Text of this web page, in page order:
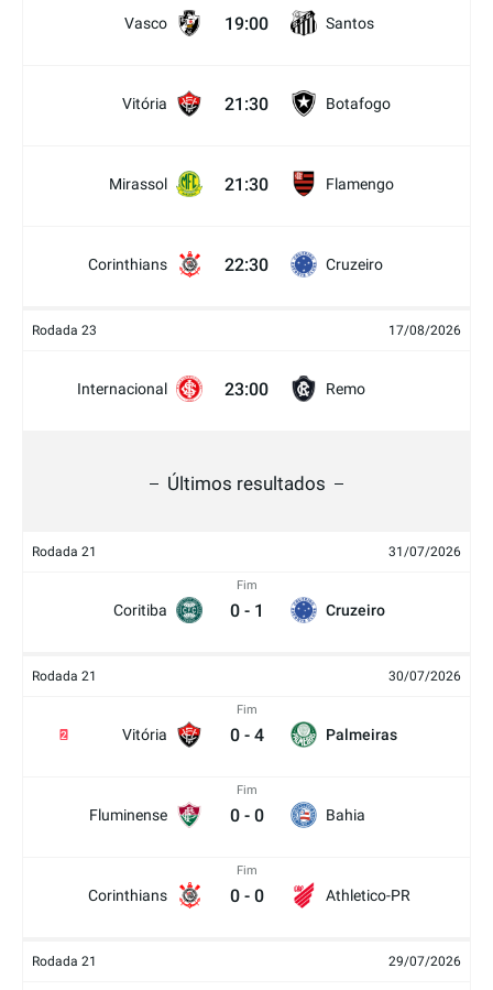
Vasco 19:00 Santos
Vitória 21:30 Botafogo
Mirassol 21:30 Flamengo
Corinthians 22:30 Cruzeiro
Rodada 23 17/08/2026
Internacional 23:00 Remo
Últimos resultados
Rodada 21 31/07/2026
Coritiba
Fim
0 - 1 Cruzeiro
Rodada 21 30/07/2026
Vitória
2
Fim
0 - 4 Palmeiras
Fluminense
Fim
0 - 0 Bahia
Corinthians
Fim
0 - 0 Athletico-PR
Rodada 21 29/07/2026